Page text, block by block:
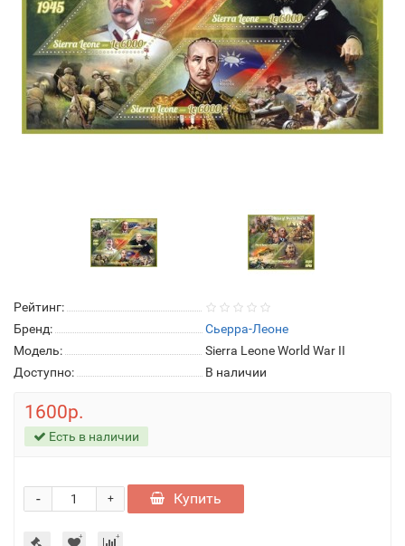
Рейтинг:
Бренд:
Сьерра-Леоне
Модель:
Sierra Leone World War II
Доступно:
В наличии
1600р.
Есть в наличии
+
- Купить